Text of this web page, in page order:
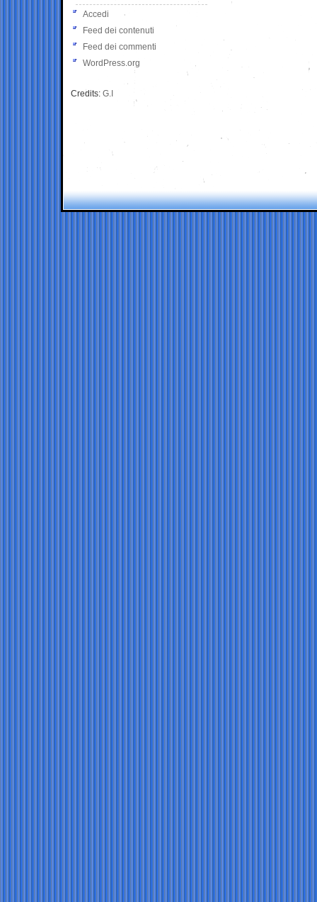
Accedi
Feed dei contenuti
Feed dei commenti
WordPress.org
Credits: G.I